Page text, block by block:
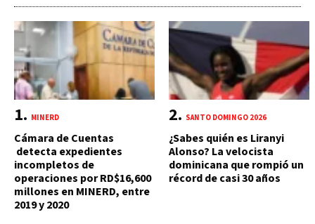
MINERD
Cámara de Cuentas
detecta expedientes
incompletos de
operaciones por RD$16,600
millones en MINERD, entre
2019 y 2020
SANTO DOMINGO 2026
¿Sabes quién es Liranyi
Alonso? La velocista
dominicana que rompió un
récord de casi 30 años